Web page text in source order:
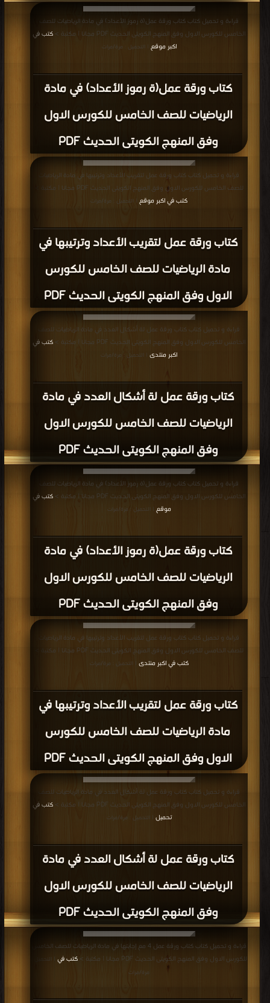
كتاب ورقة عمل(ة رموز الأعداد) في مادة
الرياضيات للصف الخامس للكورس الاول
وفق المنهج الكويتى الحديث PDF
قراءة و تحميل كتاب كتاب ورقة عمل(ة رموز الأعداد) في مادة الرياضيات للصف
الخامس للكورس الاول وفق المنهج الكويتى الحديث PDF مجانا | مكتبة >
كتب في
اكبر موقع
| التحميل : مرة/مرات
كتاب ورقة عمل لتقريب الأعداد وترتيبها في
مادة الرياضيات للصف الخامس للكورس
الاول وفق المنهج الكويتى الحديث PDF
قراءة و تحميل كتاب كتاب ورقة عمل لتقريب الأعداد وترتيبها في مادة الرياضيات
للصف الخامس للكورس الاول وفق المنهج الكويتى الحديث PDF مجانا | مكتبة >
كتب في اكبر موقع | التحميل : مرة/مرات
كتاب ورقة عمل لة أشكال العدد في مادة
الرياضيات للصف الخامس للكورس الاول
وفق المنهج الكويتى الحديث PDF
قراءة و تحميل كتاب كتاب ورقة عمل لة أشكال العدد في مادة الرياضيات للصف
الخامس للكورس الاول وفق المنهج الكويتى الحديث PDF مجانا | مكتبة >
كتب في
اكبر منتدى
| التحميل : مرة/مرات
كتاب ورقة عمل(ة رموز الأعداد) في مادة
الرياضيات للصف الخامس للكورس الاول
وفق المنهج الكويتى الحديث PDF
قراءة و تحميل كتاب كتاب ورقة عمل(ة رموز الأعداد) في مادة الرياضيات للصف
الخامس للكورس الاول وفق المنهج الكويتى الحديث PDF مجانا | مكتبة >
كتب في
موقع
| التحميل : مرة/مرات
كتاب ورقة عمل لتقريب الأعداد وترتيبها في
مادة الرياضيات للصف الخامس للكورس
الاول وفق المنهج الكويتى الحديث PDF
قراءة و تحميل كتاب كتاب ورقة عمل لتقريب الأعداد وترتيبها في مادة الرياضيات
للصف الخامس للكورس الاول وفق المنهج الكويتى الحديث PDF مجانا | مكتبة >
كتب في اكبر منتدى
| التحميل : مرة/مرات
كتاب ورقة عمل لة أشكال العدد في مادة
الرياضيات للصف الخامس للكورس الاول
وفق المنهج الكويتى الحديث PDF
قراءة و تحميل كتاب كتاب ورقة عمل لة أشكال العدد في مادة الرياضيات للصف
الخامس للكورس الاول وفق المنهج الكويتى الحديث PDF مجانا | مكتبة >
كتب في
تحميل
| التحميل : مرة/مرات
قراءة و تحميل كتاب كتاب ورقة عمل 4 مع إجابتها في مادة الرياضيات للصف الخامس
للكورس الاول وفق المنهج الكويتى الحديث PDF مجانا | مكتبة >
كتب في
| التحميل :
مرة/مرات